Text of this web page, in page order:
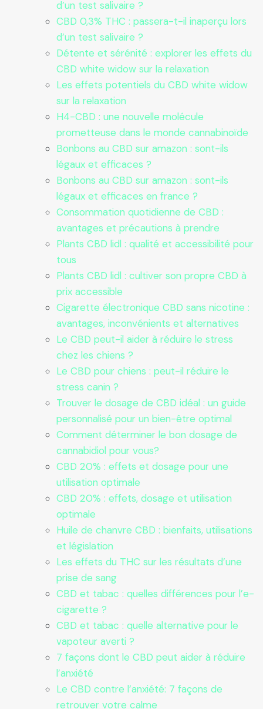
d’un test salivaire ?
CBD 0,3% THC : passera-t-il inaperçu lors
d’un test salivaire ?
Détente et sérénité : explorer les effets du
CBD white widow sur la relaxation
Les effets potentiels du CBD white widow
sur la relaxation
H4-CBD : une nouvelle molécule
prometteuse dans le monde cannabinoïde
Bonbons au CBD sur amazon : sont-ils
légaux et efficaces ?
Bonbons au CBD sur amazon : sont-ils
légaux et efficaces en france ?
Consommation quotidienne de CBD :
avantages et précautions à prendre
Plants CBD lidl : qualité et accessibilité pour
tous
Plants CBD lidl : cultiver son propre CBD à
prix accessible
Cigarette électronique CBD sans nicotine :
avantages, inconvénients et alternatives
Le CBD peut-il aider à réduire le stress
chez les chiens ?
Le CBD pour chiens : peut-il réduire le
stress canin ?
Trouver le dosage de CBD idéal : un guide
personnalisé pour un bien-être optimal
Comment déterminer le bon dosage de
cannabidiol pour vous?
CBD 20% : effets et dosage pour une
utilisation optimale
CBD 20% : effets, dosage et utilisation
optimale
Huile de chanvre CBD : bienfaits, utilisations
et législation
Les effets du THC sur les résultats d’une
prise de sang
CBD et tabac : quelles différences pour l’e-
cigarette ?
CBD et tabac : quelle alternative pour le
vapoteur averti ?
7 façons dont le CBD peut aider à réduire
l’anxiété
Le CBD contre l’anxiété: 7 façons de
retrouver votre calme